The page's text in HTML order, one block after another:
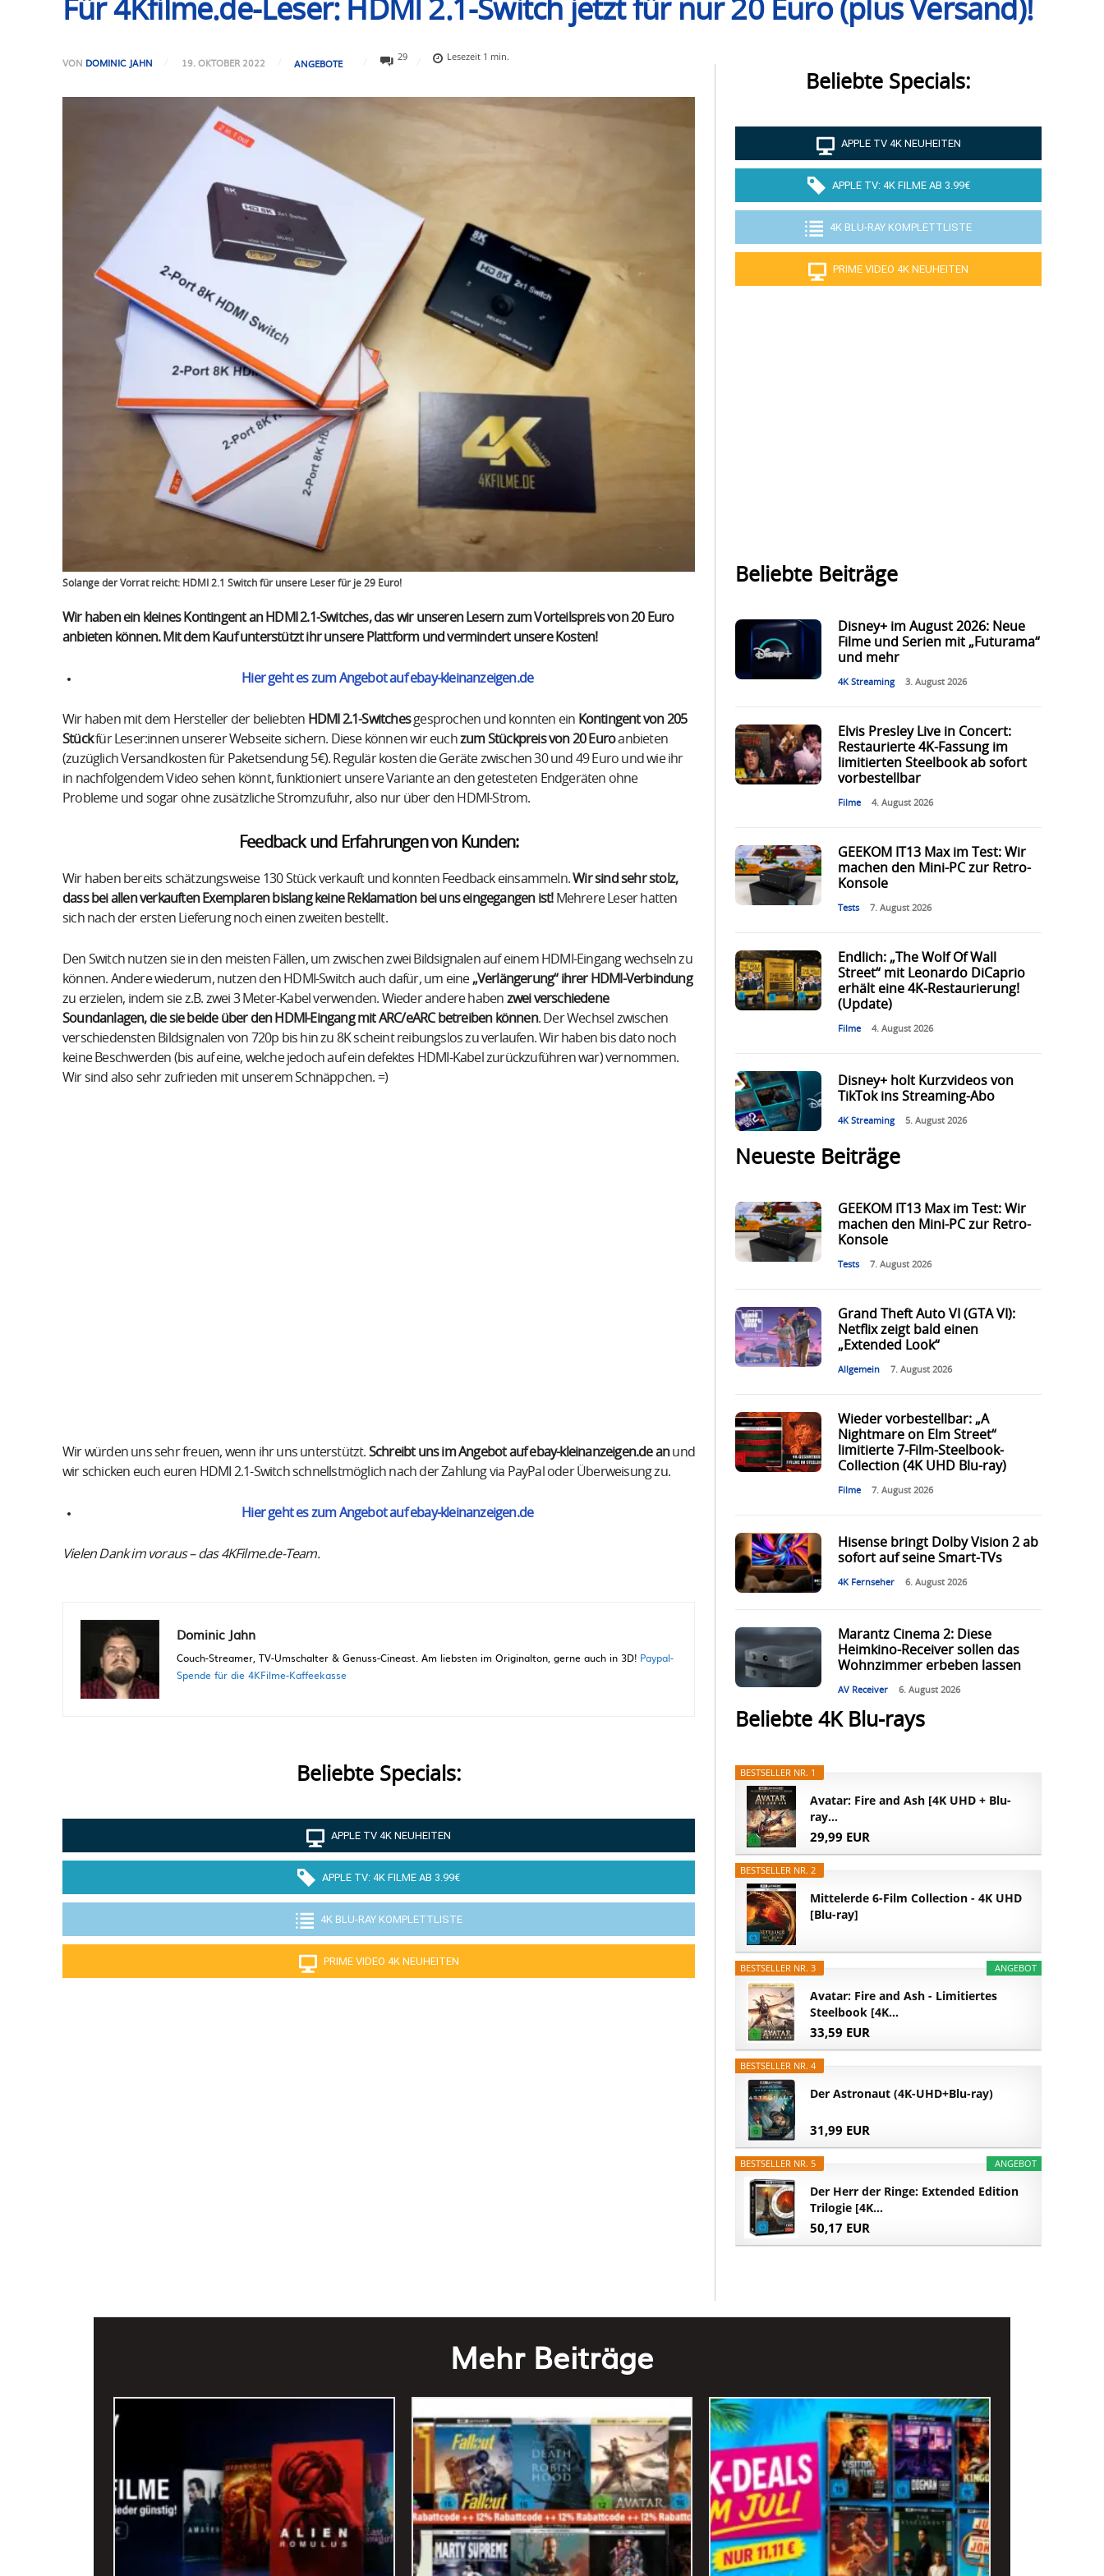
Für 4Kfilme.de-Leser: HDMI 2.1-Switch jetzt für nur 20 Euro (plus Versand)!
VON DOMINIC JAHN 19. OKTOBER 2022 ANGEBOTE
29 Lesezeit 1 min.
Solange der Vorrat reicht: HDMI 2.1 Switch für unsere Leser für je 29 Euro!
Wir haben ein kleines Kontingent an HDMI 2.1-Switches, das wir unseren Lesern zum Vorteilspreis von 20 Euro
anbieten können. Mit dem Kauf unterstützt ihr unsere Plattform und vermindert unsere Kosten!
Hier geht es zum Angebot auf ebay-kleinanzeigen.de
Wir haben mit dem Hersteller der beliebten HDMI 2.1-Switchesgesprochen und konnten ein Kontingent von 205
Stückfür Leser:innen unserer Webseite sichern. Diese können wir euchzum Stückpreis von 20 Euroanbieten
(zuzüglich Versandkosten für Paketsendung 5€). Regulär kosten die Geräte zwischen 30 und 49 Euro und wie ihr
in nachfolgendem Video sehen könnt, funktioniert unsere Variante an den getesteten Endgeräten ohne
Probleme und sogar ohne zusätzliche Stromzufuhr, also nur über den HDMI-Strom.
Feedback und Erfahrungen von Kunden:
Wir haben bereits schätzungsweise 130 Stück verkauft und konnten Feedback einsammeln.Wir sind sehr stolz,
dass bei allen verkauften Exemplaren bislang keine Reklamation bei uns eingegangen ist!Mehrere Leser hatten
sich nach der ersten Lieferung noch einen zweiten bestellt.
Den Switch nutzen sie in den meisten Fällen, um zwischen zwei Bildsignalen auf einem HDMI-Eingang wechseln zu
können. Andere wiederum, nutzen den HDMI-Switch auch dafür, um eine „Verlängerung“ ihrer HDMI-Verbindung
zu erzielen, indem sie z.B. zwei 3 Meter-Kabel verwenden. Wieder andere haben zwei verschiedene
Soundanlagen, die sie beide über den HDMI-Eingang mit ARC/eARC betreiben können. Der Wechsel zwischen
verschiedensten Bildsignalen von 720p bis hin zu 8K scheint reibungslos zu verlaufen. Wir haben bis dato noch
keine Beschwerden (bis auf eine, welche jedoch auf ein defektes HDMI-Kabel zurückzuführen war) vernommen.
Wir sind also sehr zufrieden mit unserem Schnäppchen. =)
Wir würden uns sehr freuen, wenn ihr uns unterstützt. Schreibt uns im Angebot auf ebay-kleinanzeigen.de anund
wir schicken euch euren HDMI 2.1-Switch schnellstmöglich nach der Zahlung via PayPal oder Überweisung zu.
Hier geht es zum Angebot auf ebay-kleinanzeigen.de
Vielen Dank im voraus – das 4KFilme.de-Team.
Dominic Jahn
Couch-Streamer, TV-Umschalter & Genuss-Cineast. Am liebsten im Originalton, gerne auch in 3D! Paypal-
Spende für die 4KFilme-Kaffeekasse
Beliebte Specials:
APPLE TV 4K NEUHEITEN
APPLE TV: 4K FILME AB 3.99€
4K BLU-RAY KOMPLETTLISTE
PRIME VIDEO 4K NEUHEITEN
Beliebte Specials:
APPLE TV 4K NEUHEITEN
APPLE TV: 4K FILME AB 3.99€
4K BLU-RAY KOMPLETTLISTE
PRIME VIDEO 4K NEUHEITEN
Beliebte Beiträge
Disney+ im August 2026: Neue
Filme und Serien mit „Futurama“
und mehr
4K Streaming 3. August 2026
Elvis Presley Live in Concert:
Restaurierte 4K-Fassung im
limitierten Steelbook ab sofort
vorbestellbar
Filme 4. August 2026
GEEKOM IT13 Max im Test: Wir
machen den Mini-PC zur Retro-
Konsole
Tests 7. August 2026
Endlich: „The Wolf Of Wall
Street“ mit Leonardo DiCaprio
erhält eine 4K-Restaurierung!
(Update)
Filme 4. August 2026
Disney+ holt Kurzvideos von
TikTok ins Streaming-Abo
4K Streaming 5. August 2026
Neueste Beiträge
GEEKOM IT13 Max im Test: Wir
machen den Mini-PC zur Retro-
Konsole
Tests 7. August 2026
Grand Theft Auto VI (GTA VI):
Netflix zeigt bald einen
„Extended Look“
Allgemein 7. August 2026
Wieder vorbestellbar: „A
Nightmare on Elm Street“
limitierte 7-Film-Steelbook-
Collection (4K UHD Blu-ray)
Filme 7. August 2026
Hisense bringt Dolby Vision 2 ab
sofort auf seine Smart-TVs
4K Fernseher 6. August 2026
Marantz Cinema 2: Diese
Heimkino-Receiver sollen das
Wohnzimmer erbeben lassen
AV Receiver 6. August 2026
Beliebte 4K Blu-rays
BESTSELLER NR. 1
Avatar: Fire and Ash [4K UHD + Blu-
ray...
29,99 EUR
BESTSELLER NR. 2
Mittelerde 6-Film Collection - 4K UHD
[Blu-ray]
ANGEBOT
BESTSELLER NR. 3
Avatar: Fire and Ash - Limitiertes
Steelbook [4K...
33,59 EUR
BESTSELLER NR. 4
Der Astronaut (4K-UHD+Blu-ray)
31,99 EUR
ANGEBOT
BESTSELLER NR. 5
Der Herr der Ringe: Extended Edition
Trilogie [4K...
50,17 EUR
Mehr Beiträge